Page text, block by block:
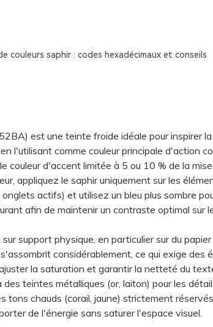
couleurs saphir : codes hexadécimaux et conseils
est une teinte froide idéale pour inspirer
l'utilisant comme couleur principale d'action
couleur d'accent limitée à 5 ou 10 % de la
appliquez le saphir uniquement sur les
actifs) et utilisez un bleu plus sombre
afin de maintenir un contraste optimal sur
support physique, en particulier sur du
considérablement, ce qui exige des
la saturation et garantir la netteté du
teintes métalliques (or, laiton) pour les
tons chauds (corail, jaune) strictement
de l'énergie sans saturer l'espace visuel.